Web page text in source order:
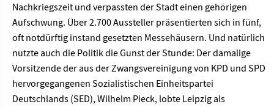
Nachkriegszeit und verpassten der Stadt einen gehörigen
Aufschwung. Über 2.700 Aussteller präsentierten sich in fünf,
oft notdürftig instand gesetzten Messehäusern. Und natürlich
nutzte auch die Politik die Gunst der Stunde: Der damalige
Vorsitzende der aus der Zwangsvereinigung von KPD und SPD
hervorgegangenen Sozialistischen Einheitspartei
Deutschlands (SED), Wilhelm Pieck, lobte Leipzig als